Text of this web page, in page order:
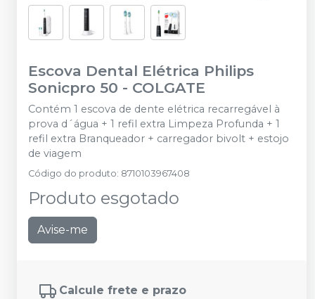
Escova Dental Elétrica Philips
Sonicpro 50 - COLGATE
Contém 1 escova de dente elétrica recarregável à
prova d´água + 1 refil extra Limpeza Profunda + 1
refil extra Branqueador + carregador bivolt + estojo
de viagem
Código do produto: 8710103967408
Produto esgotado
Avise-me
Calcule frete e prazo